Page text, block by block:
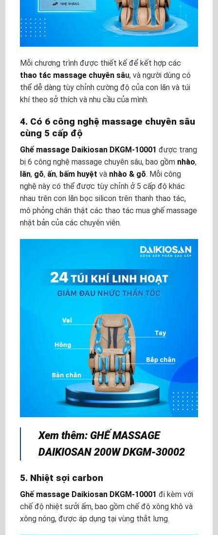
Mỗi chương trình được thiết kế để kết hợp các
thao tác massage chuyên sâu, và người dùng có
thể dễ dàng tùy chỉnh cường độ của con lăn và túi
khí theo sở thích và nhu cầu của mình.
4. Có 6 công nghệ massage chuyên sâu
cùng 5 cấp độ
Ghế massage Daikiosan DKGM-10001 được trang
bị 6 công nghệ massage chuyên sâu, bao gồm nhào,
lăn, gõ, ấn, bấm huyệt và nhào & gõ. Mỗi công
nghệ này có thể được tùy chỉnh ở 5 cấp độ khác
nhau trên con lăn bọc silicon trên thanh thao tác,
mô phỏng chân thật các thao tác mua ghế massage
nhật bản của các chuyên viên.
Xem thêm: GHẾ MASSAGE
DAIKIOSAN 200W DKGM-30002
5. Nhiệt sợi carbon
Ghế massage Daikiosan DKGM-10001 đi kèm với
chế độ nhiệt sưởi ấm, bao gồm chế độ xông khô và
xông nóng, được áp dụng tại vùng thắt lưng.